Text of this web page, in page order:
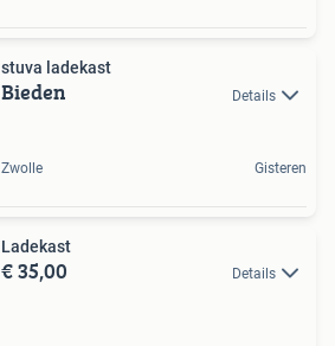
stuva ladekast
Bieden Details
Zwolle Gisteren
Ladekast
€ 35,00 Details